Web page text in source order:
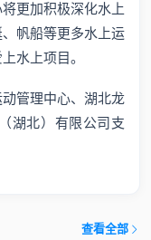
更加积极深化水上
帆船等更多水上运
水上项目。
管理中心、湖北龙
湖北）有限公司支
查看全部